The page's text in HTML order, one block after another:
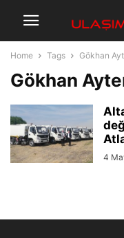
Home Tags Gökhan
Gökhan
4